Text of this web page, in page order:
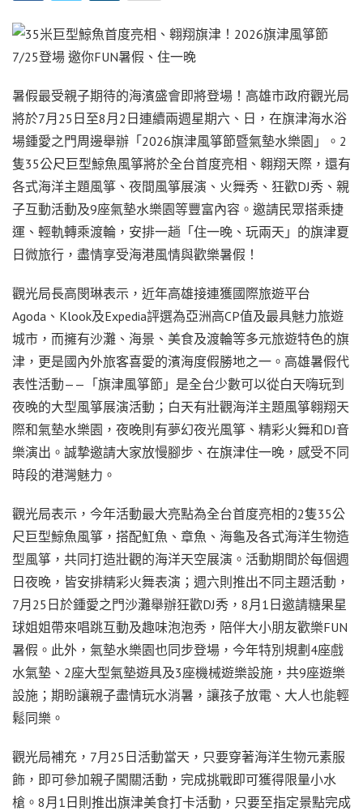
暑假最受親子期待的海濱盛會即將登場！高雄市政府觀光局
將於7月25日至8月2日連續兩週星期六、日，在旗津海水浴
場鍾愛之門周邊舉辦「2026旗津風箏節暨氣墊水樂園」。2
隻35公尺巨型鯨魚風箏將於全台首度亮相、翱翔天際，還有
各式海洋主題風箏、夜間風箏展演、火舞秀、狂歡DJ秀、親
子互動活動及9座氣墊水樂園等豐富內容。邀請民眾搭乘捷
運、輕軌轉乘渡輪，安排一趟「住一晚、玩兩天」的旗津夏
日微旅行，盡情享受海港風情與歡樂暑假！
觀光局長高閔琳表示，近年高雄接連獲國際旅遊平台
Agoda、Klook及Expedia評選為亞洲高CP值及最具魅力旅遊
城市，而擁有沙灘、海景、美食及渡輪等多元旅遊特色的旗
津，更是國內外旅客喜愛的濱海度假勝地之一。高雄暑假代
表性活動——「旗津風箏節」是全台少數可以從白天嗨玩到
夜晚的大型風箏展演活動；白天有壯觀海洋主題風箏翱翔天
際和氣墊水樂園，夜晚則有夢幻夜光風箏、精彩火舞和DJ音
樂演出。誠摯邀請大家放慢腳步、在旗津住一晚，感受不同
時段的港灣魅力。
觀光局表示，今年活動最大亮點為全台首度亮相的2隻35公
尺巨型鯨魚風箏，搭配魟魚、章魚、海龜及各式海洋生物造
型風箏，共同打造壯觀的海洋天空展演。活動期間於每個週
日夜晚，皆安排精彩火舞表演；週六則推出不同主題活動，
7月25日於鍾愛之門沙灘舉辦狂歡DJ秀，8月1日邀請糖果星
球姐姐帶來唱跳互動及趣味泡泡秀，陪伴大小朋友歡樂FUN
暑假。此外，氣墊水樂園也同步登場，今年特別規劃4座戲
水氣墊、2座大型氣墊遊具及3座機械遊樂設施，共9座遊樂
設施；期盼讓親子盡情玩水消暑，讓孩子放電、大人也能輕
鬆同樂。
觀光局補充，7月25日活動當天，只要穿著海洋生物元素服
飾，即可參加親子闖關活動，完成挑戰即可獲得限量小水
槍。8月1日則推出旗津美食打卡活動，只要至指定景點完成